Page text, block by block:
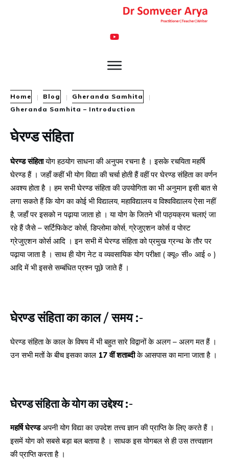
Home | Blog | Gheranda Samhita
|
Gheranda Samhita – Introduction
घेरण्ड संहिता
घेरण्ड संहितायोग हठयोग साधना की अनुपम रचना है । इसके रचयिता महर्षि
घेरण्ड हैं । जहाँ कहीं भी योग विद्या की चर्चा होती हैं वहीं पर घेरण्ड संहिता का वर्णन
अवश्य होता है । हम सभी घेरण्ड संहिता की उपयोगिता का भी अनुमान इसी बात से
लगा सकते हैं कि योग का कोई भी विद्यालय, महाविद्यालय व विश्वविद्यालय ऐसा नहीं
है, जहाँ पर इसको न पढ़ाया जाता हो । या योग के जितने भी पाठ्यक्रम चलाएं जा
रहे हैं जैसे – सर्टिफिकेट कोर्स, डिप्लोमा कोर्स, ग्रेजुएशन कोर्स व पोस्ट
ग्रेजुएशन कोर्स आदि । इन सभी में घेरण्ड संहिता को प्रमुख ग्रन्थ के तौर पर
पढ़ाया जाता है । साथ ही योग नेट व व्यवसायिक योग परीक्षा ( क्यू० सी० आई ० )
आदि में भी इससे सम्बंधित प्रश्न पूछे जाते हैं ।
घेरण्ड संहिता का काल / समय :-
घेरण्ड संहिता के काल के विषय में भी बहुत सारे विद्वानों के अलग – अलग मत हैं ।
उन सभी मतों के बीच इसका काल 17 वीं शताब्दीके आसपास का माना जाता है ।
घेरण्ड संहिता के योग का उद्देश्य :-
महर्षि घेरण्डअपनी योग विद्या का उपदेश तत्त्व ज्ञान की प्राप्ति के लिए करते हैं ।
इसमें योग को सबसे बड़ा बल बताया है । साधक इस योगबल से ही उस तत्त्वज्ञान
की प्राप्ति करता है ।